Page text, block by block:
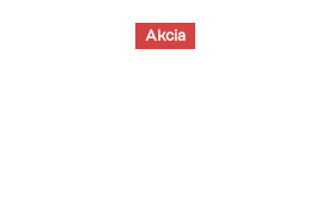
Akcia